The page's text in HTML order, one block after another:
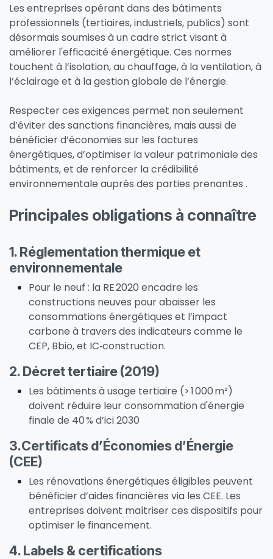
Les entreprises opérant dans des bâtiments
professionnels (tertiaires, industriels, publics) sont
désormais soumises à un cadre strict visant à
améliorer l'efficacité énergétique. Ces normes
touchent à l’isolation, au chauffage, à la ventilation, à
l’éclairage et à la gestion globale de l’énergie.
Respecter ces exigences permet non seulement
d’éviter des sanctions financières, mais aussi de
bénéficier d’économies sur les factures
énergétiques, d’optimiser la valeur patrimoniale des
bâtiments, et de renforcer la crédibilité
environnementale auprès des parties prenantes .
Principales obligations à connaître
1.Réglementation thermique et
environnementale
Pour le neuf : la RE 2020 encadre les
constructions neuves pour abaisser les
consommations énergétiques et l’impact
carbone à travers des indicateurs comme le
CEP, Bbio, et IC‑construction.
2.Décret tertiaire (2019)
Les bâtiments à usage tertiaire (> 1 000 m²)
doivent réduire leur consommation d'énergie
finale de 40 % d’ici 2030
3.Certificats d’Économies d’Énergie
(CEE)
Les rénovations énergétiques éligibles peuvent
bénéficier d’aides financières via les CEE. Les
entreprises doivent maîtriser ces dispositifs pour
optimiser le financement.
4.Labels & certifications